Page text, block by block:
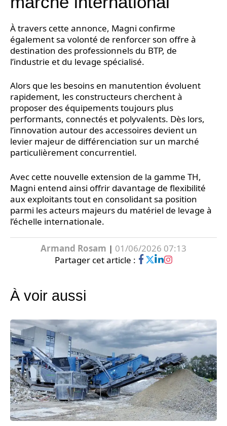
À travers cette annonce, Magni confirme
également sa volonté de renforcer son offre à
destination des professionnels du BTP, de
l’industrie et du levage spécialisé.
Alors que les besoins en manutention évoluent
rapidement, les constructeurs cherchent à
proposer des équipements toujours plus
performants, connectés et polyvalents. Dès lors,
l’innovation autour des accessoires devient un
levier majeur de différenciation sur un marché
particulièrement concurrentiel.
Avec cette nouvelle extension de la gamme TH,
Magni entend ainsi offrir davantage de flexibilité
aux exploitants tout en consolidant sa position
parmi les acteurs majeurs du matériel de levage à
l’échelle internationale.
Armand Rosam | 01/06/2026 07:13
Partager cet article :
À voir aussi